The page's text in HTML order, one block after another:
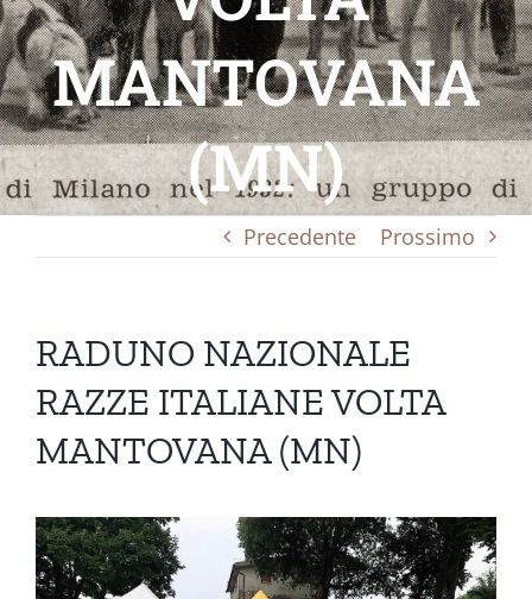
MANTOVANA
(MN)
Precedente Prossimo
RADUNO NAZIONALE
RAZZE ITALIANE VOLTA
MANTOVANA (MN)
Ingrandisci
immagine